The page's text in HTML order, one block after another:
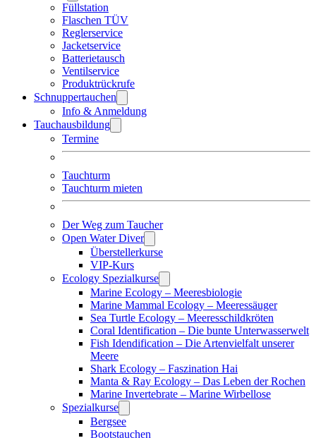
Füllstation
Flaschen TÜV
Reglerservice
Jacketservice
Batterietausch
Ventilservice
Produktrückrufe
Schnuppertauchen
Info & Anmeldung
Tauchausbildung
Termine
Tauchturm
Tauchturm mieten
Der Weg zum Taucher
Open Water Diver
Überstellerkurse
VIP-Kurs
Ecology Spezialkurse
Marine Ecology – Meeresbiologie
Marine Mammal Ecology – Meeressäuger
Sea Turtle Ecology – Meeresschildkröten
Coral Identification – Die bunte Unterwasserwelt
Fish Idendification – Die Artenvielfalt unserer
Meere
Shark Ecology – Faszination Hai
Manta & Ray Ecology – Das Leben der Rochen
Marine Invertebrate – Marine Wirbellose
Spezialkurse
Bergsee
Bootstauchen